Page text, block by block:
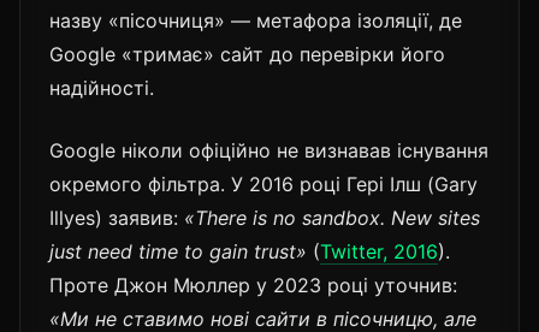
назву «пісочниця» — метафора ізоляції, де
Google «тримає» сайт до перевірки його
надійності.
Google ніколи офіційно не визнавав існування
окремого фільтра. У 2016 році Гері Ілш (Gary
Illyes) заявив: «There is no sandbox. New sites
just need time to gain trust» (Twitter, 2016).
Проте Джон Мюллер у 2023 році уточнив:
«Ми не ставимо нові сайти в пісочницю, але